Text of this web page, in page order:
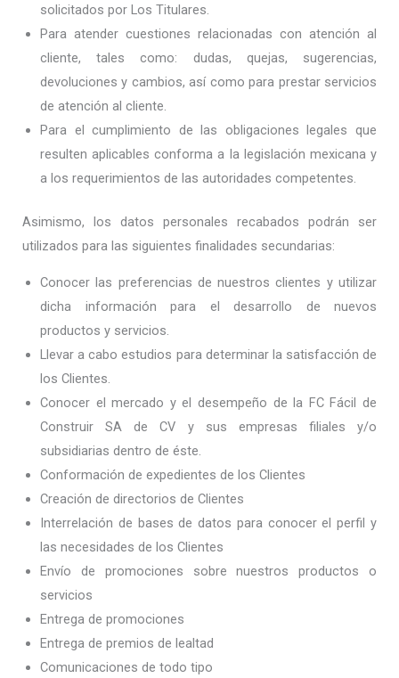
solicitados por Los Titulares.
Para atender cuestiones relacionadas con atención al
cliente, tales como: dudas, quejas, sugerencias,
devoluciones y cambios, así como para prestar servicios
de atención al cliente.
Para el cumplimiento de las obligaciones legales que
resulten aplicables conforma a la legislación mexicana y
a los requerimientos de las autoridades competentes.
Asimismo, los datos personales recabados podrán ser
utilizados para las siguientes finalidades secundarias:
Conocer las preferencias de nuestros clientes y utilizar
dicha información para el desarrollo de nuevos
productos y servicios.
Llevar a cabo estudios para determinar la satisfacción de
los Clientes.
Conocer el mercado y el desempeño de la FC Fácil de
Construir SA de CV y sus empresas filiales y/o
subsidiarias dentro de éste.
Conformación de expedientes de los Clientes
Creación de directorios de Clientes
Interrelación de bases de datos para conocer el perfil y
las necesidades de los Clientes
Envío de promociones sobre nuestros productos o
servicios
Entrega de promociones
Entrega de premios de lealtad
Comunicaciones de todo tipo